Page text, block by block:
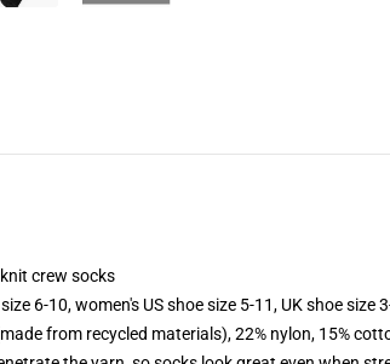
crew socks
6-10, women's US shoe size 5-11, UK shoe
from recycled materials), 22% nylon, 15%